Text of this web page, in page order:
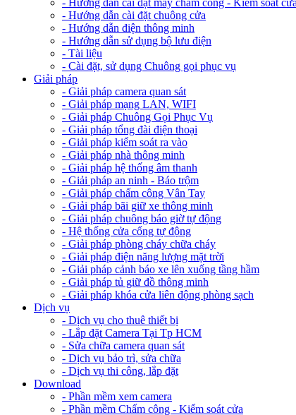
- Hướng dẫn cài đặt máy chấm công - Kiểm soát cửa
- Hướng dẫn cài đặt chuông cửa
- Hướng dẫn điện thông minh
- Hướng dẫn sử dụng bộ lưu điện
- Tài liệu
- Cài đặt, sử dụng Chuông gọi phục vụ
Giải pháp
- Giải pháp camera quan sát
- Giải pháp mạng LAN, WIFI
- Giải pháp Chuông Gọi Phục Vụ
- Giải pháp tổng đài điện thoại
- Giải pháp kiểm soát ra vào
- Giải pháp nhà thông minh
- Giải pháp hệ thống âm thanh
- Giải pháp an ninh - Báo trộm
- Giải pháp chấm công Vân Tay
- Giải pháp bãi giữ xe thông minh
- Giải pháp chuông báo giờ tự động
- Hệ thống cửa cổng tự động
- Giải pháp phòng cháy chữa cháy
- Giải pháp điện năng lượng mặt trời
- Giải pháp cảnh báo xe lên xuống tầng hầm
- Giải pháp tủ giữ đồ thông minh
- Giải pháp khóa cửa liên động phòng sạch
Dịch vụ
- Dịch vụ cho thuê thiết bị
- Lắp đặt Camera Tại Tp HCM
- Sửa chữa camera quan sát
- Dịch vụ bảo trì, sửa chữa
- Dịch vụ thi công, lắp đặt
Download
- Phần mềm xem camera
- Phần mềm Chấm công - Kiểm soát cửa